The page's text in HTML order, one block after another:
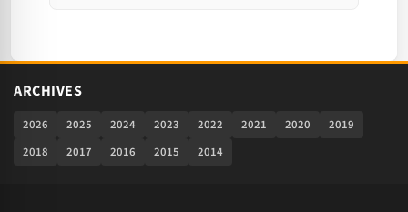
ARCHIVES
2026 2025 2024 2023 2022 2021 2020
2019
2018
2017 2016 2015 2014